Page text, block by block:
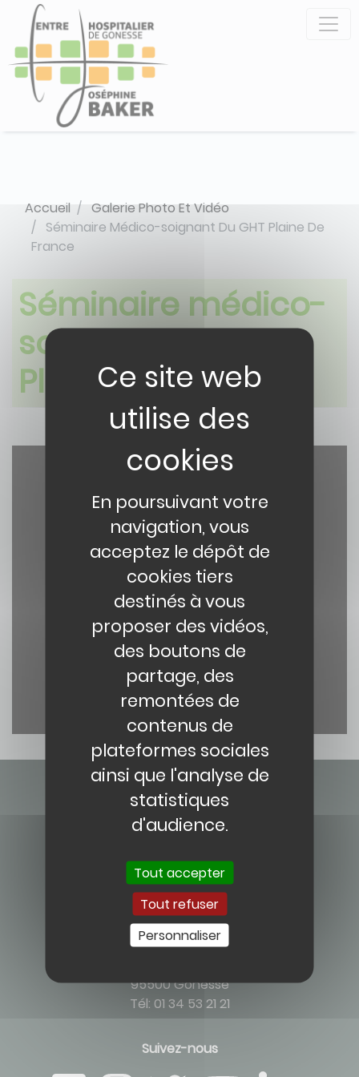
contenu
principal
Accueil
Galerie Photo Et Vidéo
Séminaire Médico-soignant Du GHT Plaine De
France
Séminaire médico-
soignant du GHT
Plaine de France
Contact
CENTRE HOSPITALIER JOSÉPHINE BAKER
95500 Gonesse
Tél: 01 34 53 21 21
Suivez-nous
Panneau de gestion des cookies
En poursuivant votre
navigation, vous
acceptez le dépôt de
cookies tiers
destinés à vous
proposer des vidéos,
des boutons de
partage, des
remontées de
contenus de
plateformes sociales
ainsi que l'analyse de
statistiques
d'audience.
Tout accepter
Tout refuser
Personnaliser